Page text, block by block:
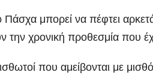
Πάσχα μπορεί να πέφτει
την χρονική προθεσμία που
που αμείβονται με